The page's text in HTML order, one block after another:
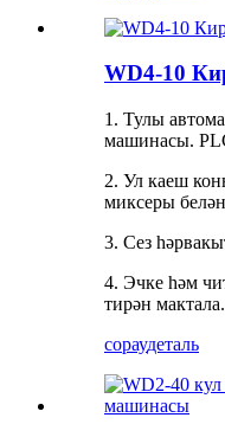
WD4-10
1. Тулы
машинасы.
2. Ул каеш
миксеры
3. Сез
4. Эчке һәм
тирән мактала.
сораудеталь